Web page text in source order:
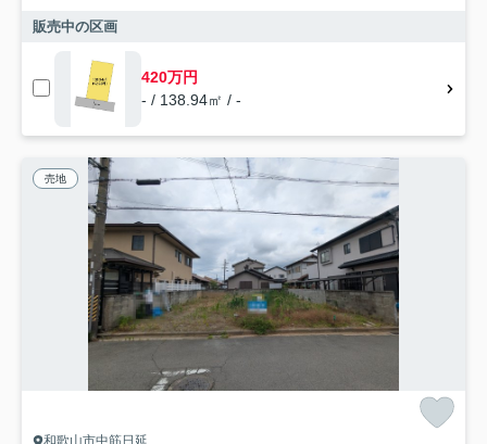
販売中の区画
420万円
- / 138.94㎡ / -
売地
和歌山市中筋日延